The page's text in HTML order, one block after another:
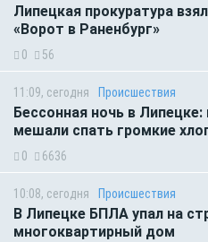
Липецкая прокуратура
«Ворот в Раненбург»
0 56
11:09, сегодня Происшествия
Бессонная ночь в
мешали спать громкие
0 6636
10:08, сегодня Происшествия
В Липецке БПЛА упал на
многоквартирный дом